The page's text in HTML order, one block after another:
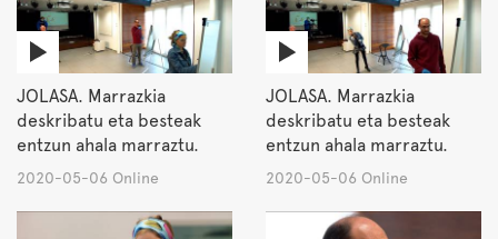
JOLASA. Marrazkia
deskribatu eta besteak
entzun ahala marraztu.
2020-05-06 Online
JOLASA. Marrazkia
deskribatu eta besteak
entzun ahala marraztu.
2020-05-06 Online